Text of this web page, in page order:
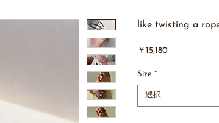
like twisting a
￥15,180価
Size *
選択